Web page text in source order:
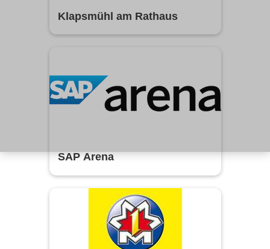
Klapsmühl am Rathaus
SAP Arena